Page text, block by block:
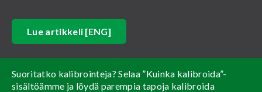
Lue artikkeli [ENG]
Suoritatko kalibrointeja? Selaa ”Kuinka kalibroida”-
sisältöämme ja löydä parempia tapoja kalibroida